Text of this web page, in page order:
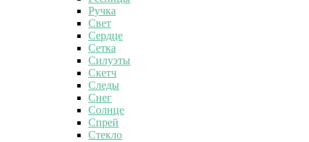
Ручка
Свет
Сердце
Сетка
Силуэты
Скетч
Следы
Снег
Солнце
Спрей
Стекло